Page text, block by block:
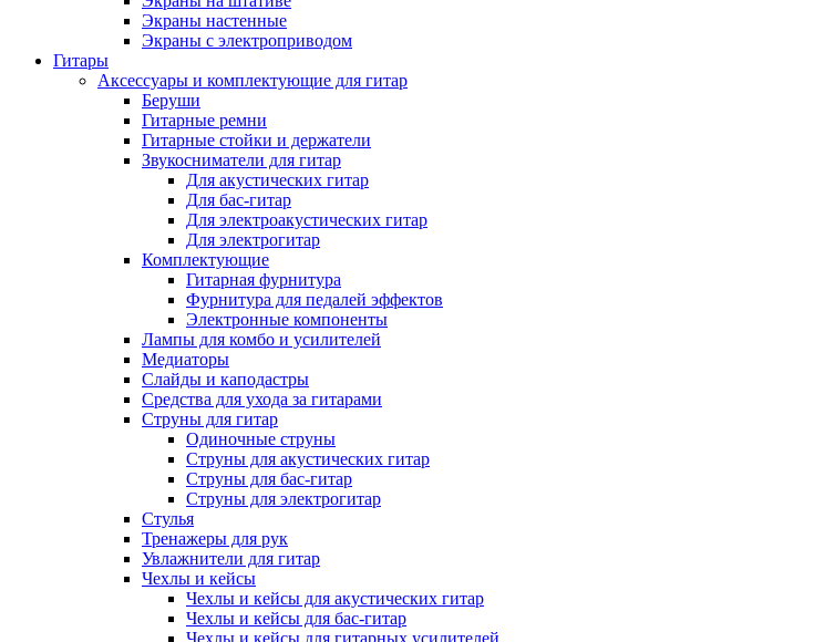
Экраны настенные
Экраны с электроприводом
Гитары
Аксессуары и комплектующие для гитар
Беруши
Гитарные ремни
Гитарные стойки и держатели
Звукосниматели для гитар
Для акустических гитар
Для бас-гитар
Для электроакустических гитар
Для электрогитар
Комплектующие
Гитарная фурнитура
Фурнитура для педалей эффектов
Электронные компоненты
Лампы для комбо и усилителей
Медиаторы
Слайды и каподастры
Средства для ухода за гитарами
Струны для гитар
Одиночные струны
Струны для акустических гитар
Струны для бас-гитар
Струны для электрогитар
Стулья
Тренажеры для рук
Увлажнители для гитар
Чехлы и кейсы
Чехлы и кейсы для акустических гитар
Чехлы и кейсы для бас-гитар
Чехлы и кейсы для гитарных усилителей